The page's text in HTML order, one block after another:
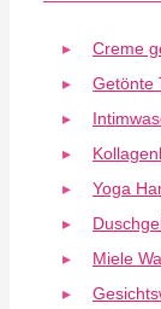
Creme
Getönte
Yoga
Miele